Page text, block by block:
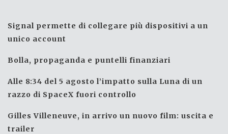
Signal permette di collegare più dispositivi a un
unico account
Bolla, propaganda e puntelli finanziari
Alle 8:34 del 5 agosto l’impatto sulla Luna di un
razzo di SpaceX fuori controllo
Gilles Villeneuve, in arrivo un nuovo film: uscita e
trailer